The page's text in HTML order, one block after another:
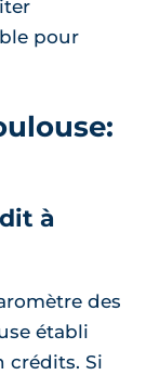
pour
à
des
établi
crédits. Si